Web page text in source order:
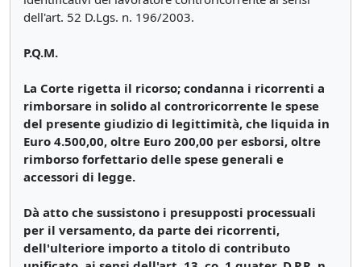
dell'art. 52 D.Lgs. n. 196/2003.
P.Q.M.
La Corte rigetta il ricorso; condanna i ricorrenti a
rimborsare in solido al controricorrente le spese
del presente giudizio di legittimità, che liquida in
Euro 4.500,00, oltre Euro 200,00 per esborsi, oltre
rimborso forfettario delle spese generali e
accessori di legge.
Dà atto che sussistono i presupposti processuali
per il versamento, da parte dei ricorrenti,
dell'ulteriore importo a titolo di contributo